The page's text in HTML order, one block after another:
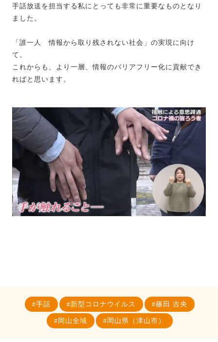
手話放送を担当する私にとっても非常に重要なものとなり
ました。
「誰一人 情報から取り残されない社会」の実現に向け
て。
これからも、より一層、情報のバリアフリー化に貢献でき
ればと思います。
手話 新型コロナウイルス 篠田 吉央
岡山全域 岡山県（津山市）